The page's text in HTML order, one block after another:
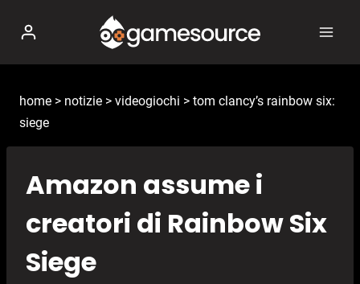
contenuto
home > notizie > videogiochi > tom clancy’s rainbow six:
siege
Amazon assume i
creatori di Rainbow Six
Siege